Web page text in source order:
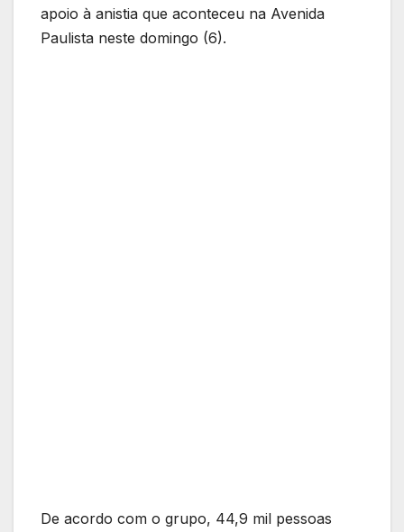
apoio à anistia que aconteceu na Avenida
Paulista neste domingo (6).
De acordo com o grupo, 44,9 mil pessoas